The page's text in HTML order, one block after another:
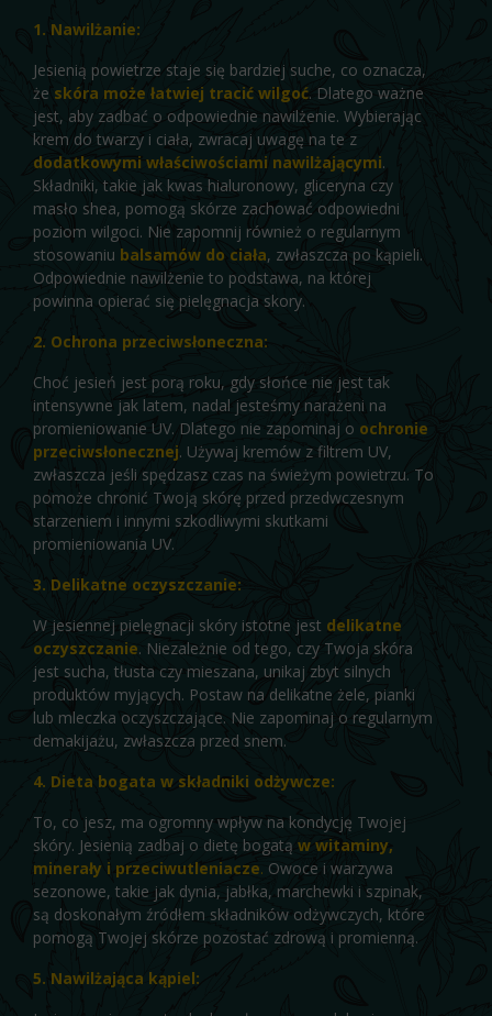
1. Nawilżanie:
Jesienią powietrze staje się bardziej suche, co oznacza,
że skóra może łatwiej tracić wilgoć. Dlatego ważne
jest, aby zadbać o odpowiednie nawilżenie. Wybierając
krem do twarzy i ciała, zwracaj uwagę na te z
dodatkowymi właściwościami nawilżającymi.
Składniki, takie jak kwas hialuronowy, gliceryna czy
masło shea, pomogą skórze zachować odpowiedni
poziom wilgoci. Nie zapomnij również o regularnym
stosowaniu balsamów do ciała, zwłaszcza po kąpieli.
Odpowiednie nawilżenie to podstawa, na której
powinna opierać się pielęgnacja skory.
2. Ochrona przeciwsłoneczna:
Choć jesień jest porą roku, gdy słońce nie jest tak
intensywne jak latem, nadal jesteśmy narażeni na
promieniowanie UV. Dlatego nie zapominaj o ochronie
przeciwsłonecznej. Używaj kremów z filtrem UV,
zwłaszcza jeśli spędzasz czas na świeżym powietrzu. To
pomoże chronić Twoją skórę przed przedwczesnym
starzeniem i innymi szkodliwymi skutkami
promieniowania UV.
3. Delikatne oczyszczanie:
W jesiennej pielęgnacji skóry istotne jest delikatne
oczyszczanie. Niezależnie od tego, czy Twoja skóra
jest sucha, tłusta czy mieszana, unikaj zbyt silnych
produktów myjących. Postaw na delikatne żele, pianki
lub mleczka oczyszczające. Nie zapominaj o regularnym
demakijażu, zwłaszcza przed snem.
4. Dieta bogata w składniki odżywcze:
To, co jesz, ma ogromny wpływ na kondycję Twojej
skóry. Jesienią zadbaj o dietę bogatą w witaminy,
minerały i przeciwutleniacze. Owoce i warzywa
sezonowe, takie jak dynia, jabłka, marchewki i szpinak,
są doskonałym źródłem składników odżywczych, które
pomogą Twojej skórze pozostać zdrową i promienną.
5. Nawilżająca kąpiel: